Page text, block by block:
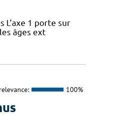
L’axe 1 porte sur
âges ext
relevance: 100%